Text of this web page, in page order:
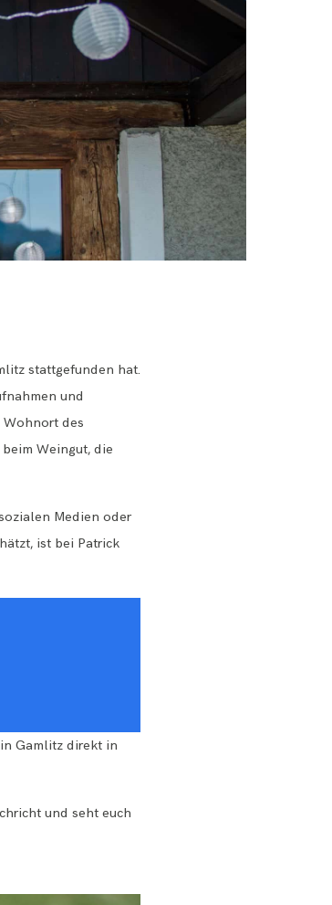
stattgefunden hat.
und
Wohnort des
Weingut, die
Medien oder
ist bei Patrick
Gamlitz direkt in
und seht euch